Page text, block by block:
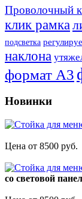
Проволочный
клик рамка
подсветка
наклона
формат А3
Новинки
Цена от 8500 руб.
со световой